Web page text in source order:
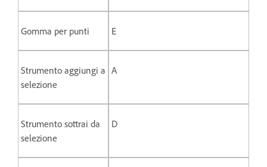
Gomma per punti E
Strumento aggiungi a
selezione
A
Strumento sottrai da
selezione
D